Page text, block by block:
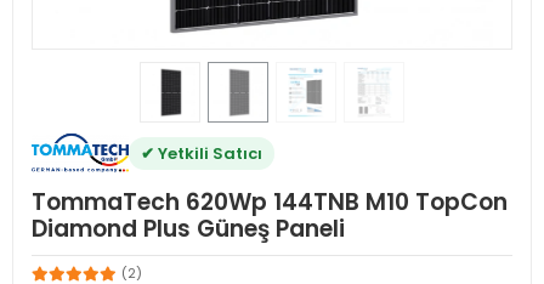
✔ Yetkili Satıcı
TommaTech 620Wp 144TNB M10 TopCon
Diamond Plus Güneş Paneli
(2)